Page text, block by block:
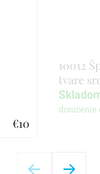
€10
10012
tvare